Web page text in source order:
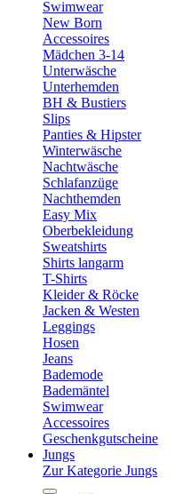
Swimwear
New Born
Accessoires
Mädchen 3-14
Unterwäsche
Unterhemden
BH & Bustiers
Slips
Panties & Hipster
Winterwäsche
Nachtwäsche
Schlafanzüge
Nachthemden
Easy Mix
Oberbekleidung
Sweatshirts
Shirts langarm
T-Shirts
Kleider & Röcke
Jacken & Westen
Leggings
Hosen
Jeans
Bademode
Bademäntel
Swimwear
Accessoires
Geschenkgutscheine
Jungs
Zur Kategorie Jungs